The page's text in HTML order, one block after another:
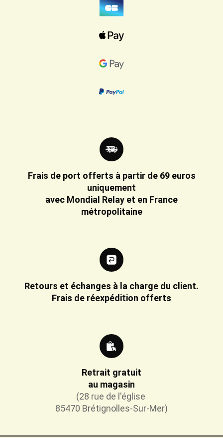
Frais de port offerts à partir de 69 euros
uniquement
avec Mondial Relay et en France
métropolitaine
Retours et échanges à la charge du client.
Frais de réexpédition offerts
Retrait gratuit
au magasin
(28 rue de l'église
85470 Brétignolles-Sur-Mer)